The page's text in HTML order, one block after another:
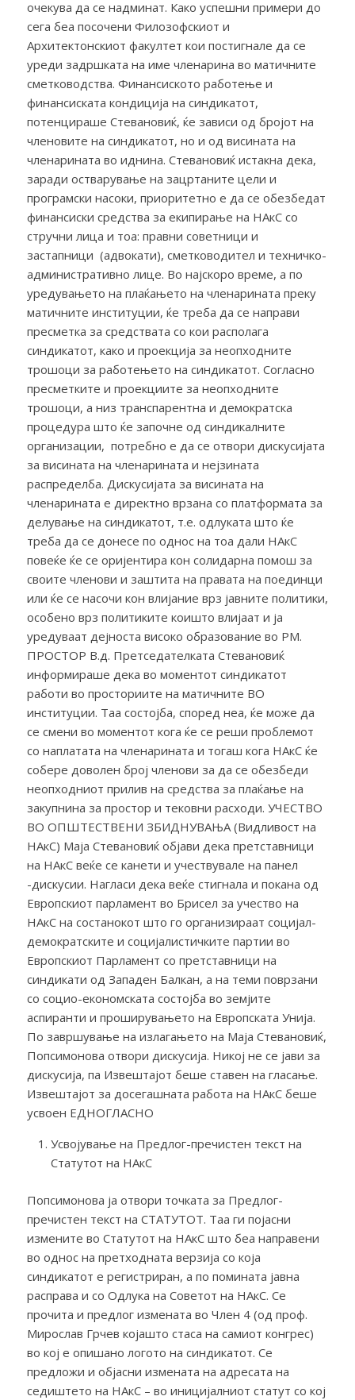
очекува да се надминат. Како успешни примери до
сега беа посочени Филозофскиот и
Архитектонскиот факултет кои постигнале да се
уреди задршката на име членарина во матичните
сметководства. Финансиското работење и
финансиската кондиција на синдикатот,
потенцираше Стевановиќ, ќе зависи од бројот на
членовите на синдикатот, но и од висината на
членарината во иднина. Стевановиќ истакна дека,
заради остварување на зацртаните цели и
програмски насоки, приоритетно е да се обезбедат
финансиски средства за екипирање на НАкС со
стручни лица и тоа: правни советници и
застапници (адвокати), сметководител и техничко-
административно лице. Во најскоро време, а по
уредувањето на плаќањето на членарината преку
матичните институции, ќе треба да се направи
пресметка за средствата со кои располага
синдикатот, како и проекција за неопходните
трошоци за работењето на синдикатот. Согласно
пресметките и проекциите за неопходните
трошоци, а низ транспарентна и демократска
процедура што ќе започне од синдикалните
организации, потребно е да се отвори дискусијата
за висината на членарината и нејзината
распределба. Дискусијата за висината на
членарината е директно врзана со платформата за
делување на синдикатот, т.е. одлуката што ќе
треба да се донесе по однос на тоа дали НАкС
повеќе ќе се оријентира кон солидарна помош за
своите членови и заштита на правата на поединци
или ќе се насочи кон влијание врз јавните политики,
особено врз политиките коишто влијаат и ја
уредуваат дејноста високо образование во РМ.
ПРОСТОР В.д. Претседателката Стевановиќ
информираше дека во моментот синдикатот
работи во просториите на матичните ВО
институции. Таа состојба, според неа, ќе може да
се смени во моментот кога ќе се реши проблемот
со наплатата на членарината и тогаш кога НАкС ќе
собере доволен број членови за да се обезбеди
неопходниот прилив на средства за плаќање на
закупнина за простор и тековни расходи. УЧЕСТВО
ВО ОПШТЕСТВЕНИ ЗБИДНУВАЊА (Видливост на
НАкС) Маја Стевановиќ објави дека претставници
на НАкС веќе се канети и учествувале на панел
-дискусии. Нагласи дека веќе стигнала и покана од
Европскиот парламент во Брисел за учество на
НАкС на состанокот што го организираат социјал-
демократските и социјалистичките партии во
Европскиот Парламент со претставници на
синдикати од Западен Балкан, а на теми поврзани
со социо-економската состојба во земјите
аспиранти и проширувањето на Европската Унија.
По завршување на излагањето на Маја Стевановиќ,
Попсимонова отвори дискусија. Никој не се јави за
дискусија, па Извештајот беше ставен на гласање.
Извештајот за досегашната работа на НАкС беше
усвоен ЕДНОГЛАСНО
Усвојување на Предлог-пречистен текст на
Статутот на НАкС
Попсимонова ја отвори точката за Предлог-
пречистен текст на СТАТУТОТ. Таа ги појасни
измените во Статутот на НАкС што беа направени
во однос на претходната верзија со која
синдикатот е регистриран, а по помината јавна
расправа и со Одлука на Советот на НАкС. Се
прочита и предлог измената во Член 4 (од проф.
Мирослав Грчев којашто стаса на самиот конгрес)
во кој е опишано логото на синдикатот. Се
предложи и објасни измената на адресата на
седиштето на НАкС – во иницијалниот статут со кој